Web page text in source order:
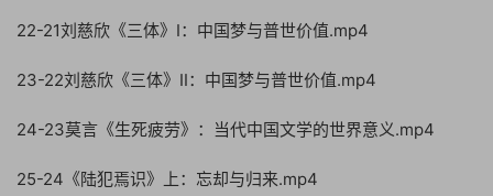
22-21刘慈欣《三体》I：中国梦与普世价值.mp4
23-22刘慈欣《三体》II：中国梦与普世价值.mp4
24-23莫言《生死疲劳》：当代中国文学的世界意义.mp4
25-24《陆犯焉识》上：忘却与归来.mp4